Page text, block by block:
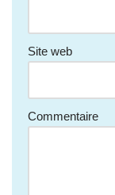
Site web
Commentaire